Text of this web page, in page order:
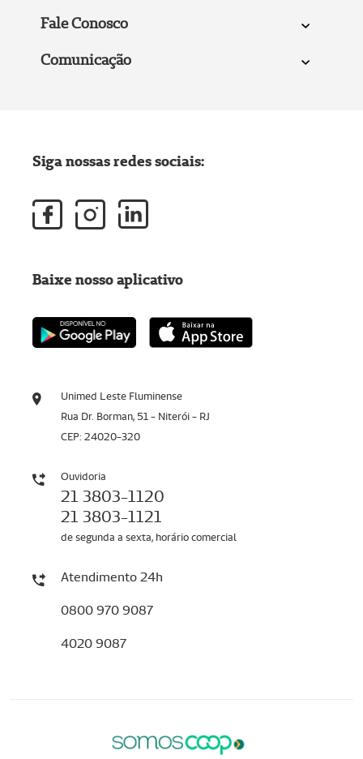
Fale Conosco
Comunicação
Unimed Leste Fluminense
Rua Dr. Borman, 51 - Niterói - RJ
CEP: 24020-320
Ouvidoria
21 3803-1120
21 3803-1121
de segunda a sexta, horário comercial
Atendimento 24h
0800 970 9087
4020 9087
Siga nossas redes sociais:
Baixe nosso aplicativo